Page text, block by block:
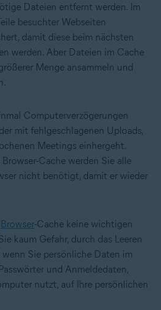
Dateien entfernt werden. Im
besuchter Webseiten
damit diese beim nächsten
werden. Aber Dateien im Cache
Menge ansammeln und
Computerverzögerungen
mit fehlgeschlagenen Uploads,
Meetings einhergeht.
Cache werden Sie alle
nicht benötigt, damit er wieder
Browser-Cache keine wichtigen
kaum Gefahr, durch das Leeren
Sie persönliche Daten im
und Anmeldedaten,
nutzt, auf Ihre persönlichen